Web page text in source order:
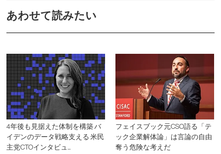
あわせて読みたい
4年後も見据えた体制を構築 バ
イデンのデータ戦略支える 米民
主党CTOインタビュ...
フェイスブック元CSO語る「テ
ック企業解体論」は言論の自由
奪う危険な考えだ